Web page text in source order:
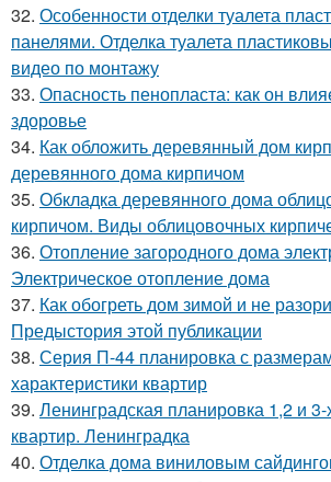
32. Особенности отделки туалета
панелями. Отделка туалета
видео по монтажу
33. Опасность пенопласта: как он
здоровье
34. Как обложить деревянный дом
деревянного дома кирпичом
35. Обкладка деревянного дома
кирпичом. Виды облицовочных
36. Отопление загородного дома
Электрическое отопление дома
37. Как обогреть дом зимой и не
Предыстория этой публикации
38. Серия П-44 планировка с
характеристики квартир
39. Ленинградская планировка 1,2 и
квартир. Ленинградка
40. Отделка дома виниловым